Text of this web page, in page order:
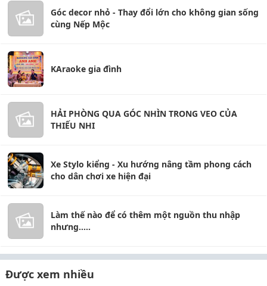
Góc decor nhỏ - Thay đổi lớn cho không gian sống
cùng Nếp Mộc
KAraoke gia đình
HẢI PHÒNG QUA GÓC NHÌN TRONG VEO CỦA
THIẾU NHI
Xe Stylo kiểng - Xu hướng nâng tầm phong cách
cho dân chơi xe hiện đại
Làm thế nào để có thêm một nguồn thu nhập
nhưng.....
Được xem nhiều